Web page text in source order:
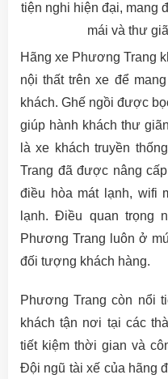
tiện nghi hiện đại, mang
mái và thư
Hãng xe Phương Trang
nội thất trên xe để
khách. Ghế ngồi được
giúp hành khách thư
là xe khách truyền
Trang đã được nâng
điều hòa mát lạnh, wifi
lạnh. Điều quan trọng
Phương Trang luôn ở
đối tượng khách hàng.
Phương Trang còn nổi
khách tận nơi tại các
tiết kiệm thời gian và
Đội ngũ tài xế của hãng